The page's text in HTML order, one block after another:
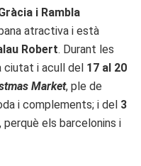
i Rambla
atractiva i està
Robert. Durant les
ciutat i acull del 17 al 20
Market, ple de
i complements; i del 3
, perquè els barcelonins i